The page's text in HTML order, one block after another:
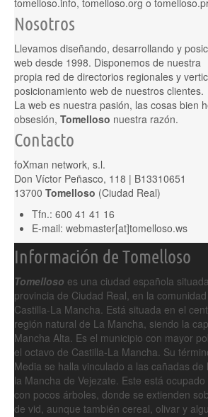
Nosotros
Llevamos diseñando, desarrollando y
web desde 1998. Disponemos de nuestra
propia red de directorios regionales y
posicionamiento web de nuestros clientes.
La web es nuestra pasión, las cosas bien
obsesión, Tomelloso nuestra razón.
Contacto
foXman network, s.l.
Don Víctor Peñasco, 118 | B13310651
13700 Tomelloso (Ciudad Real)
Tfn.: 600 41 41 16
E-mail: webmaster[at]tomelloso.ws
Información de Tomelloso
Tomelloso es una ciudad española
provincia de Ciudad Real, en la
Castilla-La Mancha. Está situada en el
región natural de La Mancha, siendo la
Mancha Alta. Es el municipio con mayor
el octavo de Castilla-La Mancha. Su
Media se halla vinculado a las cañadas
la Mancha de Vejezate. Este está
con pocos árboles, donde se extienden
de vid, aunque también cereal, olivar y